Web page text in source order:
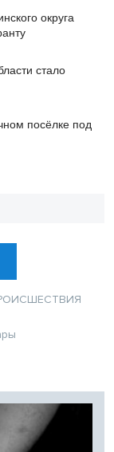
округа
стало
посёлке под